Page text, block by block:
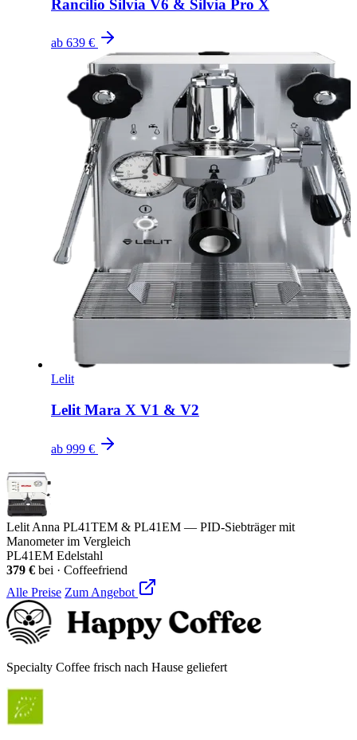
Rancilio Silvia V6 & Silvia Pro X
ab 639 €
Lelit
Lelit Mara X V1 & V2
ab 999 €
Lelit Anna PL41TEM & PL41EM — PID-Siebträger mit
Manometer im Vergleich
PL41EM Edelstahl
379 € bei · Coffeefriend
Alle Preise Zum Angebot
Specialty Coffee frisch nach Hause geliefert